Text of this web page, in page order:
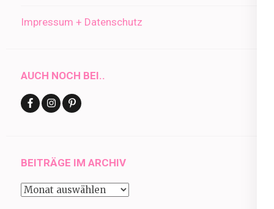
Impressum + Datenschutz
AUCH NOCH BEI..
BEITRÄGE IM ARCHIV
Beiträge